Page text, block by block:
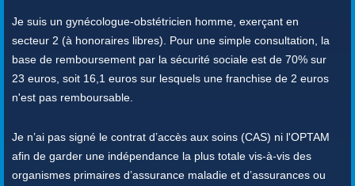
Je suis un gynécologue-obstétricien homme, exerçant en
secteur 2 (à honoraires libres). Pour une simple consultation, la
base de remboursement par la sécurité sociale est de 70% sur
23 euros, soit 16,1 euros sur lesquels une franchise de 2 euros
n'est pas remboursable.
Je n’ai pas signé le contrat d’accès aux soins (CAS) ni l'OPTAM
afin de garder une indépendance la plus totale vis-à-vis des
organismes primaires d’assurance maladie et d’assurances ou